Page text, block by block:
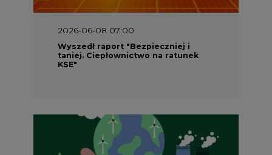
2026-06-08 07:00
Wyszedł raport "Bezpieczniej i
taniej. Ciepłownictwo na ratunek
KSE"